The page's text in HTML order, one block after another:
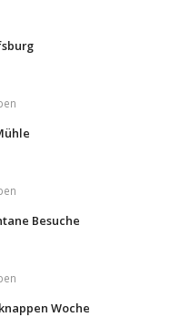
Besuche
Woche